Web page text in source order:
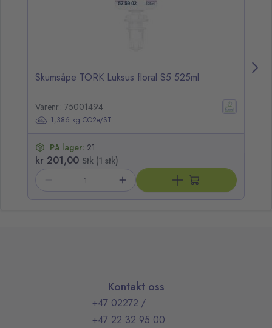
Skumsåpe TORK Luksus floral S5 525ml
Varenr.: 75001494
1,386 kg CO2e/ST
På lager: 21
kr 201,00 Stk (1 stk)
Kontakt oss
+47 02272 /
+47 22 32 95 00